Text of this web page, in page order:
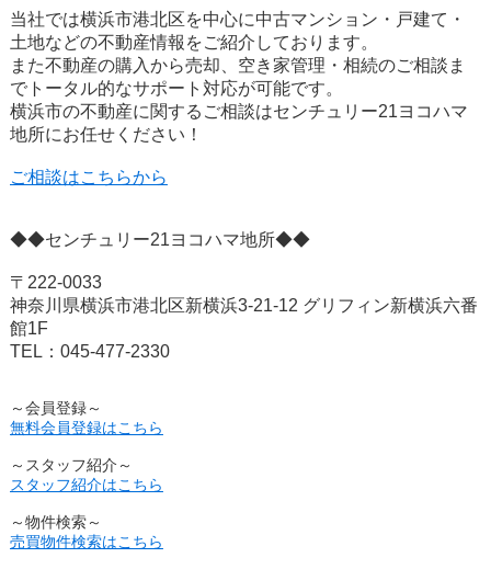
当社では横浜市港北区を中心に中古マンション・戸建て・
土地などの不動産情報をご紹介しております。
また不動産の購入から売却、空き家管理・相続のご相談ま
でトータル的なサポート対応が可能です。
横浜市の不動産に関するご相談はセンチュリー21ヨコハマ
地所にお任せください！
ご相談はこちらから
◆◆センチュリー21ヨコハマ地所◆◆
〒222-0033
神奈川県横浜市港北区新横浜3-21-12 グリフィン新横浜六番
館1F
TEL：045-477-2330
～会員登録～
無料会員登録はこちら
～スタッフ紹介～
スタッフ紹介はこちら
～物件検索～
売買物件検索はこちら